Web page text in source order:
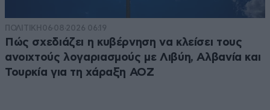
ΠΟΛΙΤΙΚΗ 06·08·2026 06:19
Πώς σχεδιάζει η κυβέρνηση να κλείσει τους
ανοιχτούς λογαριασμούς με Λιβύη, Αλβανία και
Τουρκία για τη χάραξη ΑΟΖ